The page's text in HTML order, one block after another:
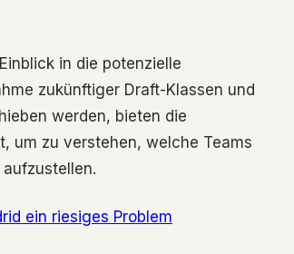
in die potenzielle
zukünftiger Draft-Klassen und
werden, bieten die
um zu verstehen, welche Teams
ein riesiges Problem